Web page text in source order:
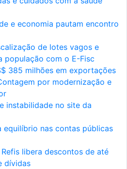
e economia pautam encontro
de lotes vagos e
população com o E-Fisc
385 milhões em exportações
por modernização e
instabilidade no site da
equilíbrio nas contas públicas
libera descontos de até
dívidas